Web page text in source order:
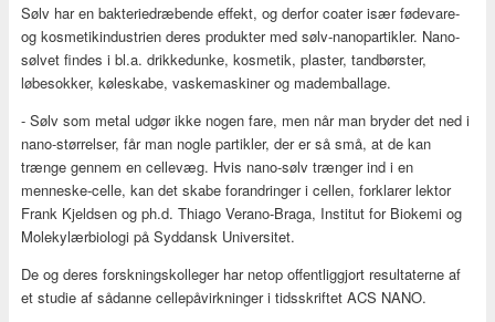
Sølv har en bakteriedræbende effekt, og derfor coater især fødevare-
og kosmetikindustrien deres produkter med sølv-nanopartikler. Nano-
sølvet findes i bl.a. drikkedunke, kosmetik, plaster, tandbørster,
løbesokker, køleskabe, vaskemaskiner og mademballage.
- Sølv som metal udgør ikke nogen fare, men når man bryder det ned i
nano-størrelser, får man nogle partikler, der er så små, at de kan
trænge gennem en cellevæg. Hvis nano-sølv trænger ind i en
menneske-celle, kan det skabe forandringer i cellen, forklarer lektor
Frank Kjeldsen og ph.d. Thiago Verano-Braga, Institut for Biokemi og
Molekylærbiologi på Syddansk Universitet.
De og deres forskningskolleger har netop offentliggjort resultaterne af
et studie af sådanne cellepåvirkninger i tidsskriftet ACS NANO.